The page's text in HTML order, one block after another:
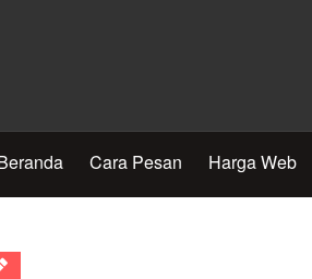
Cara Pesan Harga Web